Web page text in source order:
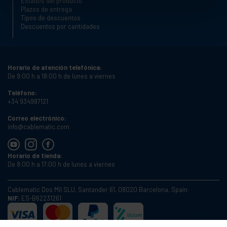
Plazos de entrega
Tipos de descuentos
Descuentos por cantidades
Horario de atención telefónica:
De 9:00 h a 18:00 h de lunes a viernes
Teléfono:
+34 934987121
Correo electrónico:
info@cablematic.com
Horario de tienda:
De 8:00 h a 17:00 h de lunes a viernes
Cablematic Dos Mil SLU, Santander 61, 08020 Barcelona, Spain
NIF: ES-B62231261